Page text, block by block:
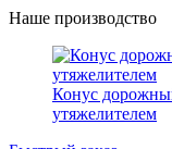
Наше производство
Конус
утяжелителем